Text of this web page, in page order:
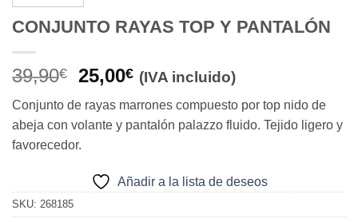
CONJUNTO RAYAS TOP Y PANTALÓN
39,90€
El
original
era:
39,90€.
25,00€El
actual
es:
(IVA incluido)
Conjunto de rayas marrones compuesto por top nido de
abeja con volante y pantalón palazzo fluido. Tejido ligero y
favorecedor.
Añadir a la lista de deseos
SKU: 268185